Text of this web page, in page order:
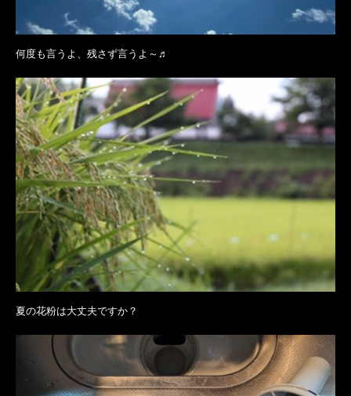
何度も言うよ、残さず言うよ～♬
夏の花粉は大丈夫ですか？